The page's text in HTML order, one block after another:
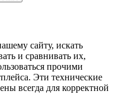
сайту, искать
и сравнивать их,
прочими
Эти технические
всегда для корректной